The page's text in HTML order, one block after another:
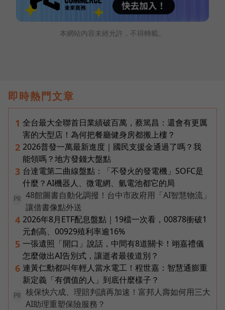
本網站內容未經允許，不得轉載。
即時熱門文章
1 全台最大全聯首日業績破百萬，蔡篤昌：還會有更厲
害的大型店！為何把餐廳健身房都搬上樓？
2 2026普發一萬最新進度｜國民支援金通過了嗎？我
能領嗎？地方發錢大盤點
3 台達電第二曲線盤點：「不發火的發電機」SOFC是
什麼？AI機器人、微電網、氫電池都它的局
PR
48館圖書自動化調撥！台中市政府用「AI智慧物流」
讓借書像點外送
4 2026年8月ETF配息盤點｜19檔一次看，00878衝破1
元創高、00929殖利率逾16%
5 一張遺照「開口」說話，中間有8道關卡！翊嘉禮儀
怎麼做出AI告別式，讓逝者最後道別？
6 連黃仁勳都叫年輕人當水電工！程世嘉：智慧通膨重
新定義「有價值的人」到底什麼樣子？
PR
核保快六成、理賠判讀再加速！富邦人壽如何用三大
AI助理重塑保險服務？